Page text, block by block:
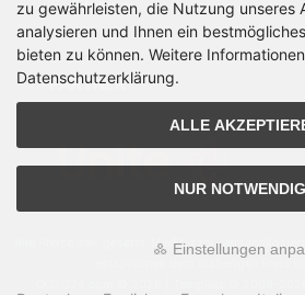
Sitemap
PARTNER
Alle Preise inkl. gesetzl. MwSt. zzgl.Versandkosten
zu gewährleisten, die Nutzung unseres
analysieren und Ihnen ein
bieten zu können. Weitere
Datenschutzerklärung.
ALLE
NUR
Einstellungen